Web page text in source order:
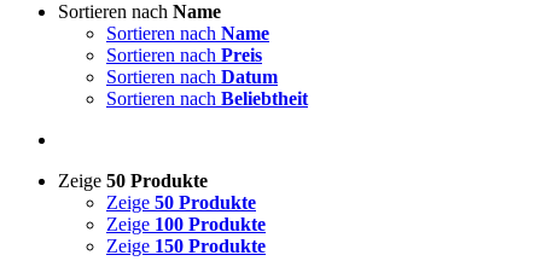
Sortieren nach Name
Sortieren nach Name
Sortieren nach Preis
Sortieren nach Datum
Sortieren nach Beliebtheit
Zeige 50 Produkte
Zeige 50 Produkte
Zeige 100 Produkte
Zeige 150 Produkte